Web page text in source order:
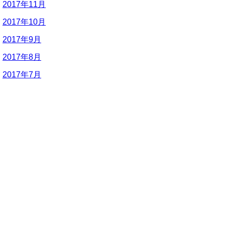
2017年11月
2017年10月
2017年9月
2017年8月
2017年7月